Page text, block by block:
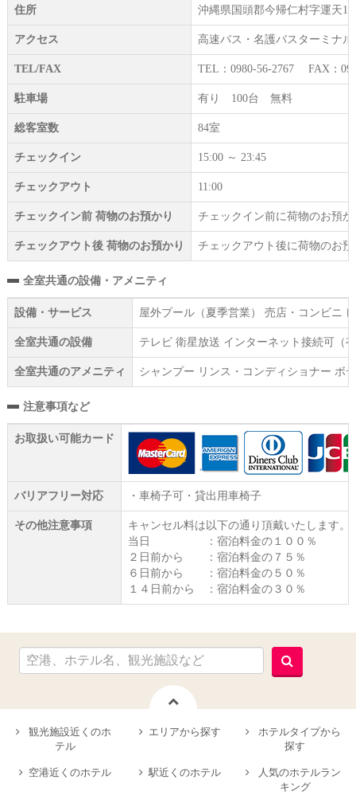
住所 沖縄県国頭郡今帰仁村字運天
アクセス 高速バス・名護バスターミナ
TEL/FAX TEL：0980-56-2767 FAX：
駐車場 有り 100台 無料
総客室数 84室
チェックイン 15:00 ～ 23:45
チェックアウト 11:00
チェックイン前 荷物のお預かり チェックイン前に荷物のお預
チェックアウト後 荷物のお預かり チェックアウト後に荷物のお
全室共通の設備・アメニティ
設備・サービス 屋外プール（夏季営業） 売店・コンビニ
全室共通の設備 テレビ 衛星放送 インターネット接続可（
全室共通のアメニティ シャンプー リンス・コンディショナー ボ
注意事項など
お取扱い可能カード
バリアフリー対応 ・車椅子可・貸出用車椅子
その他注意事項
キャンセル料は以下の通り頂戴いたします。
当日 ：宿泊料金の１００％
２日前から ：宿泊料金の７５％
６日前から ：宿泊料金の５０％
１４日前から ：宿泊料金の３０％
観光施設近くのホ
テル
エリアから探す
ホテルタイプから
探す
空港近くのホテル 駅近くのホテル
人気のホテルラン
キング